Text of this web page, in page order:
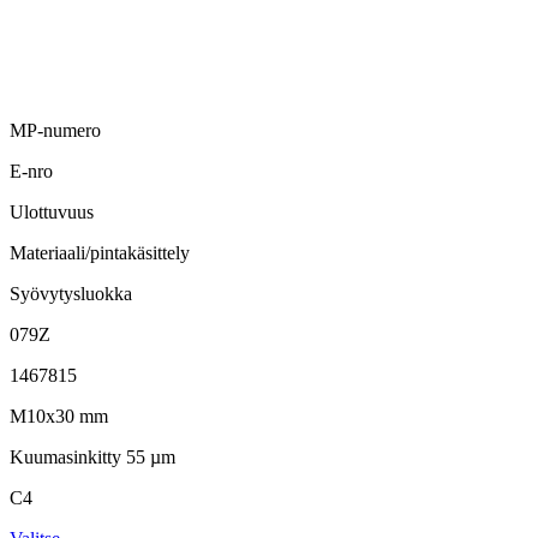
MP-numero
E-nro
Ulottuvuus
Materiaali/pintakäsittely
Syövytysluokka
079Z
1467815
M10x30 mm
Kuumasinkitty 55 µm
C4